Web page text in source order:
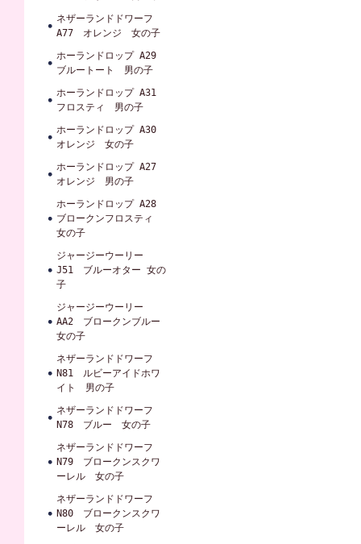
ネザーランドドワーフ
A77 オレンジ 女の子
ホーランドロップ A29
ブルートート 男の子
ホーランドロップ A31
フロスティ 男の子
ホーランドロップ A30
オレンジ 女の子
ホーランドロップ A27
オレンジ 男の子
ホーランドロップ A28
ブロークンフロスティ
女の子
ジャージーウーリー
J51 ブルーオター 女の
子
ジャージーウーリー
AA2 ブロークンブルー
女の子
ネザーランドドワーフ
N81 ルビーアイドホワ
イト 男の子
ネザーランドドワーフ
N78 ブルー 女の子
ネザーランドドワーフ
N79 ブロークンスクワ
ーレル 女の子
ネザーランドドワーフ
N80 ブロークンスクワ
ーレル 女の子